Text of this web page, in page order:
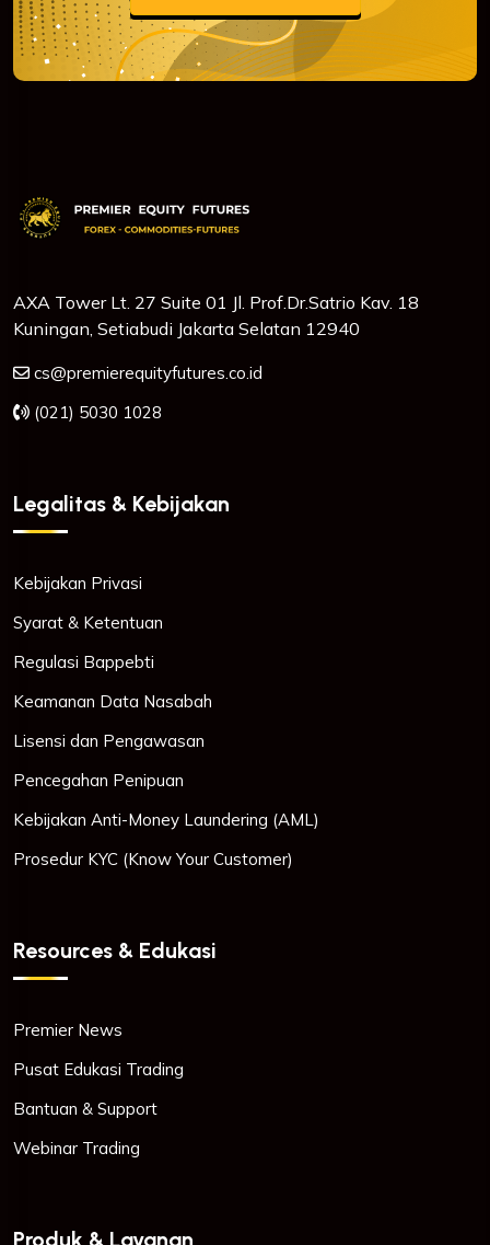
AXA Tower Lt. 27 Suite 01 Jl. Prof.Dr.Satrio Kav. 18
Kuningan, Setiabudi Jakarta Selatan 12940
cs@premierequityfutures.co.id
(021) 5030 1028
Legalitas & Kebijakan
Kebijakan Privasi
Syarat & Ketentuan
Regulasi Bappebti
Keamanan Data Nasabah
Lisensi dan Pengawasan
Pencegahan Penipuan
Kebijakan Anti-Money Laundering (AML)
Prosedur KYC (Know Your Customer)
Resources & Edukasi
Premier News
Pusat Edukasi Trading
Bantuan & Support
Webinar Trading
Produk & Layanan